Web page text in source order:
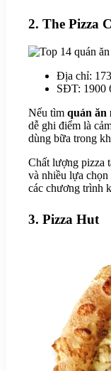
2. The Pizza
Địa chỉ:
SĐT: 1900
Nếu tìm quán ăn
dễ ghi điểm là
dùng bữa trong
Chất lượng pizza
và nhiều lựa
các chương trình
3. Pizza Hut